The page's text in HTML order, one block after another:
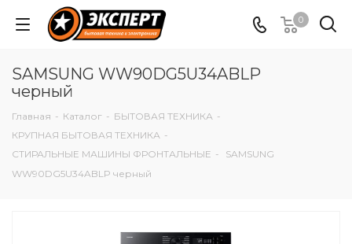
0
SAMSUNG WW90DG5U34ABLP
черный
Главная - Каталог - БЫТОВАЯ ТЕХНИКА -
КРУПНАЯ БЫТОВАЯ ТЕХНИКА -
СТИРАЛЬНЫЕ МАШИНЫ ФРОНТАЛЬНЫЕ -
SAMSUNG
WW90DG5U34ABLP черный